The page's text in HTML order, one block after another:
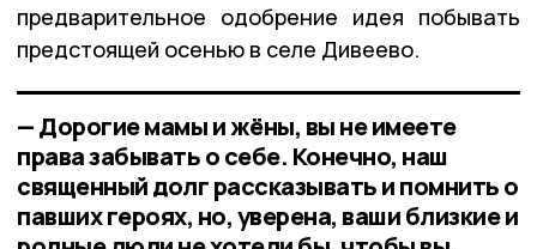
предварительное одобрение идея побывать
предстоящей осенью в селе Дивеево.
— Дорогие мамы и жёны, вы не имеете
права забывать о себе. Конечно, наш
священный долг рассказывать и помнить о
павших героях, но, уверена, ваши близкие и